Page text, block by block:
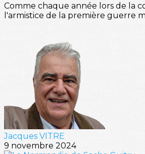
Comme chaque année lors de la
l'armistice de la première guerre
Jacques VITRE
9 novembre 2024